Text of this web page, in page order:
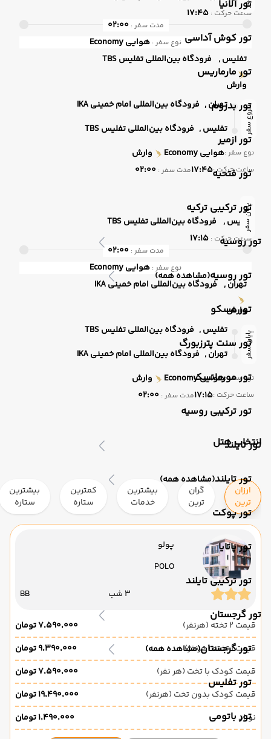
تور آلانیا
تور کوش آداسی
تور مارماریس
تور بدروم
تور ازمیر
تور فتحیه
تور ترکیبی ترکیه
تور روسیه
تور روسیه(مشاهده همه)
تور مسکو
تور سنت پترزبورگ
تور مورمانسک
تور ترکیبی روسیه
تور تایلند
تور تایلند(مشاهده همه)
تور پوکت
تور پاتایا
تور ترکیبی تایلند
تور گرجستان
تور گرجستان(مشاهده همه)
تور تفلیس
تور باتومی
ساعت حرکت : 17:45
مدت سفر :02:00
نوع سفر : هوایی
تفلیس , فرودگاه بین‌المللی تفلیس TBS
وارش
شروع سفر تهران , فرودگاه بین‌المللی امام خمینی IKA
تفلیس , فرودگاه بین‌المللی تفلیس TBS
نوع سفر :هوایی وارش
ساعت حرکت :17:45مدت سفر : 02:00
پایان سفر
تفلیس , فرودگاه بین‌المللی تفلیس TBS
ساعت حرکت : 17:15
مدت سفر :02:00
نوع سفر : هوایی
تهران , فرودگاه بین‌المللی امام خمینی IKA
وارش
پایان سفر تفلیس , فرودگاه بین‌المللی تفلیس TBS
تهران , فرودگاه بین‌المللی امام خمینی IKA
نوع سفر :هواییEconomy وارش
ساعت حرکت :17:15مدت سفر : 02:00
انتخاب هتل
ارزان
ترین
گران
ترین
بیشترین
خدمات
کمترین
ستاره
بیشترین
ستاره
پولو
POLO
3 شب BB
قیمت 2 تخته (هرنفر)
۷٬۵۹۰٬۰۰۰ تومان
قیمت 1 تخته (هرنفر)
۹٬۳۹۰٬۰۰۰ تومان
قیمت کودک با تخت (هر نفر)
۷٬۵۹۰٬۰۰۰ تومان
قیمت کودک بدون تخت (هرنفر)
۱۹٬۴۹۰٬۰۰۰ تومان
نوزاد
۱٬۴۹۰٬۰۰۰ تومان